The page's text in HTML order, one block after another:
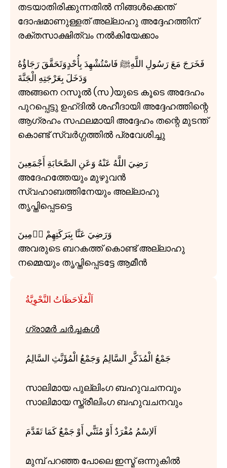
തടയാതിരിക്കുന്നതിൽ നിങ്ങൾക്കെന്ത്
ദോഷമാണുള്ളത് അല്ലാഹു അദ്ദേഹത്തിന്
രക്തസാക്ഷിത്വം നൽകിയേക്കാം
فَخَرَجَ مَعَ رَسُولِ اللَّهِﷺ فَاسْتُشْهِدَ بِأُحْدٍوَتَحَقَّقَ رَجَاؤُهُ
وَدَخَلَ بِعَرْجَتِهِ الْجَنَّةَ
അങ്ങനെ റസൂൽ (സ )യുടെ കൂടെ അദേഹം
പുറപ്പെട്ടു ഉഹ്ദിൽ ശഹീദായി അദ്ദേഹത്തിന്റെ
ആഗ്രഹം സഫലമായി അദ്ദേഹം തന്റെ മുടന്ത്
കൊണ്ട് സ്വർഗ്ഗത്തിൽ പ്രവേശിച്ചു
رَضِيَ اللَّهُ عَنْهُ وَعَنِ الصَّحَابَةِ أَجْمَعِينَ
അദേഹത്തേയും മുഴുവൻ
സ്വഹാബത്തിനേയും അല്ലാഹു
തൃപ്തിപ്പെടട്ടെ
وَرَضِيَ عَنَّا بِبَرَكَتِهِمْ اۤمِينَ
അവരുടെ ബറകത്ത് കൊണ്ട് അല്ലാഹു
നമ്മെയും തൃപ്തിപ്പെടട്ടേ ആമീൻ
اَلْمُلَاحَظَاتُ النَّحْوِيَّةُ
ഗ്രാമർ ചർച്ചകൾ
جَمْعُ الْمُذَكَّرِ السَّالِمُ وَجَمْعُ الْمُؤَنَّثِ السَّالِمُ
സാലിമായ പുല്ലിംഗ ബഹുവചനവും
സാലിമായ സ്ത്രീലിംഗ ബഹുവചനവും
اَلاِسْمُ مُفْرَدٌ أَوْ مُثَنًّي أَوْ جَمْعٌ كَمَا تَقَدَّمَ
മുമ്പ് പറഞ്ഞ പോലെ ഇസ്മ് ഒന്നുകിൽ